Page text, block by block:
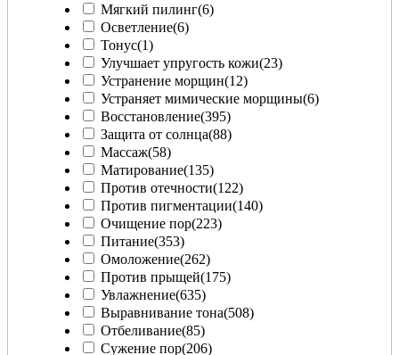
Мягкий пилинг(6)
Осветление(6)
Тонус(1)
Улучшает упругость кожи(23)
Устранение морщин(12)
Устраняет мимические морщины(6)
Восстановление(395)
Защита от солнца(88)
Массаж(58)
Матирование(135)
Против отечности(122)
Против пигментации(140)
Очищение пор(223)
Питание(353)
Омоложение(262)
Против прыщей(175)
Увлажнение(635)
Выравнивание тона(508)
Отбеливание(85)
Сужение пор(206)